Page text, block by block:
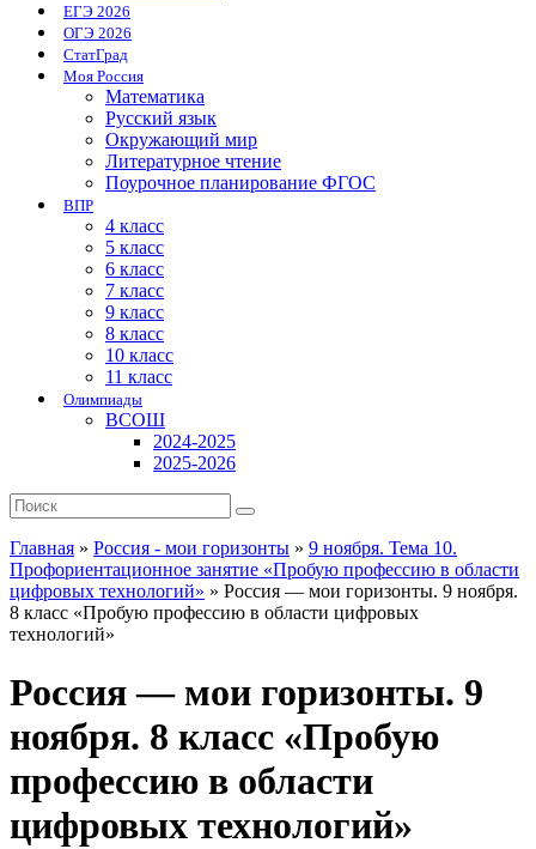
ЕГЭ 2026
ОГЭ 2026
СтатГрад
Моя Россия
Математика
Русский язык
Окружающий мир
Литературное чтение
Поурочное планирование ФГОС
ВПР
4 класс
5 класс
6 класс
7 класс
9 класс
8 класс
10 класс
11 класс
Олимпиады
ВСОШ
2024-2025
2025-2026
Главная » Россия - мои горизонты » 9 ноября. Тема 10.
Профориентационное занятие «Пробую профессию в области
цифровых технологий» » Россия — мои горизонты. 9 ноября.
8 класс «Пробую профессию в области цифровых
технологий»
Россия — мои горизонты. 9
ноября. 8 класс «Пробую
профессию в области
цифровых технологий»